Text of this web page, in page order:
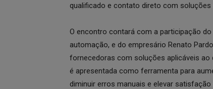
qualificado e contato direto com
O encontro contará com a participação
automação, e do empresário Renato
fornecedoras com soluções aplicáveis ao
é apresentada como ferramenta para
diminuir erros manuais e elevar